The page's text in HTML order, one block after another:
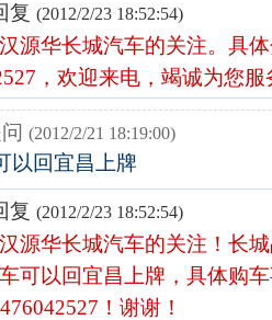
复 (2012/2/23 18:52:54)
源华长城汽车的关注。具
，欢迎来电，竭诚为您
(2012/2/21 18:19:00)
以回宜昌上牌
复 (2012/2/23 18:52:54)
源华长城汽车的关注！长
可以回宜昌上牌，具体购
！谢谢！